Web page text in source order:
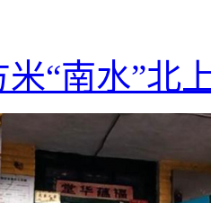
米“南水”北